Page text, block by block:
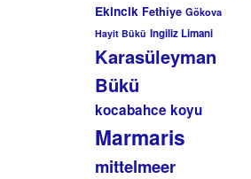
Ekincik Fethiye Gökova
Hayit Bükü Ingiliz Limani
Karasüleyman
Bükü
kocabahce koyu
Marmaris
mittelmeer